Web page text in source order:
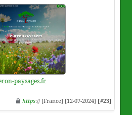
paysages.fr
https:// [France] [12-07-2024] [#23]